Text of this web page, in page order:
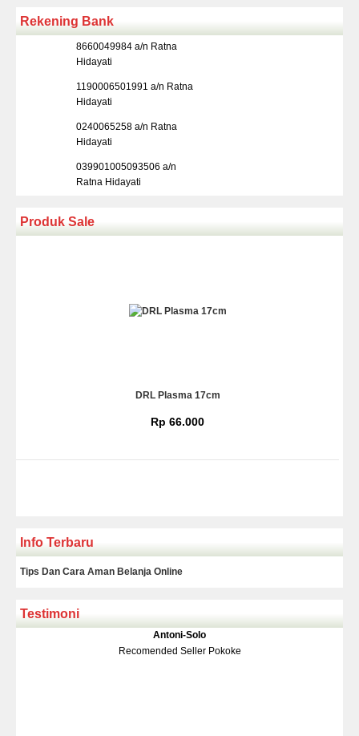
Rekening Bank
8660049984 a/n Ratna
Hidayati
1190006501991 a/n Ratna
Hidayati
0240065258 a/n Ratna
Hidayati
039901005093506 a/n
Ratna Hidayati
Produk Sale
DRL Plasma 17cm
Rp 66.000
Rp 139.000150.000
Info Terbaru
Tips Dan Cara Aman Belanja Online
Testimoni
Antoni-Solo
Recomended Seller Pokoke